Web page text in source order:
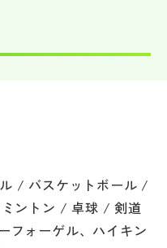
/ バスケットボール /
ントン / 卓球 / 剣道
フォーゲル、ハイキン